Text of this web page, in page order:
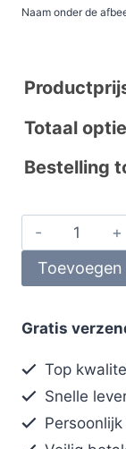
Naam onder de
Totaal
Bestelling
Gratis
Top
Snelle